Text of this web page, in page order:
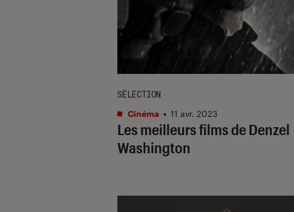
Les meilleurs films de Denzel
Washington
SÉLECTION
Cinéma • 11 avr. 2023